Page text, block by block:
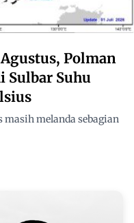
Polman
Sulbar Suhu
masih melanda sebagian